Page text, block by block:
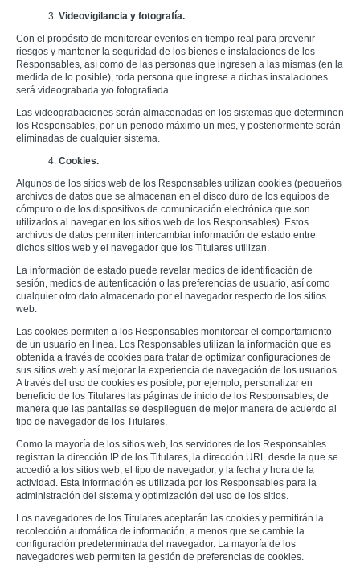
3. Videovigilancia y fotografía.
Con el propósito de monitorear eventos en tiempo real para prevenir
riesgos y mantener la seguridad de los bienes e instalaciones de los
Responsables, así como de las personas que ingresen a las mismas (en la
medida de lo posible), toda persona que ingrese a dichas instalaciones
será videograbada y/o fotografiada.
Las videograbaciones serán almacenadas en los sistemas que determinen
los Responsables, por un periodo máximo un mes, y posteriormente serán
eliminadas de cualquier sistema.
4. Cookies.
Algunos de los sitios web de los Responsables utilizan cookies (pequeños
archivos de datos que se almacenan en el disco duro de los equipos de
cómputo o de los dispositivos de comunicación electrónica que son
utilizados al navegar en los sitios web de los Responsables). Estos
archivos de datos permiten intercambiar información de estado entre
dichos sitios web y el navegador que los Titulares utilizan.
La información de estado puede revelar medios de identificación de
sesión, medios de autenticación o las preferencias de usuario, así como
cualquier otro dato almacenado por el navegador respecto de los sitios
web.
Las cookies permiten a los Responsables monitorear el comportamiento
de un usuario en línea. Los Responsables utilizan la información que es
obtenida a través de cookies para tratar de optimizar configuraciones de
sus sitios web y así mejorar la experiencia de navegación de los usuarios.
A través del uso de cookies es posible, por ejemplo, personalizar en
beneficio de los Titulares las páginas de inicio de los Responsables, de
manera que las pantallas se desplieguen de mejor manera de acuerdo al
tipo de navegador de los Titulares.
Como la mayoría de los sitios web, los servidores de los Responsables
registran la dirección IP de los Titulares, la dirección URL desde la que se
accedió a los sitios web, el tipo de navegador, y la fecha y hora de la
actividad. Esta información es utilizada por los Responsables para la
administración del sistema y optimización del uso de los sitios.
Los navegadores de los Titulares aceptarán las cookies y permitirán la
recolección automática de información, a menos que se cambie la
configuración predeterminada del navegador. La mayoría de los
navegadores web permiten la gestión de preferencias de cookies.